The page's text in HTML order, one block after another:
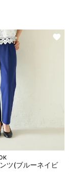
ツ(ブルーネイビ